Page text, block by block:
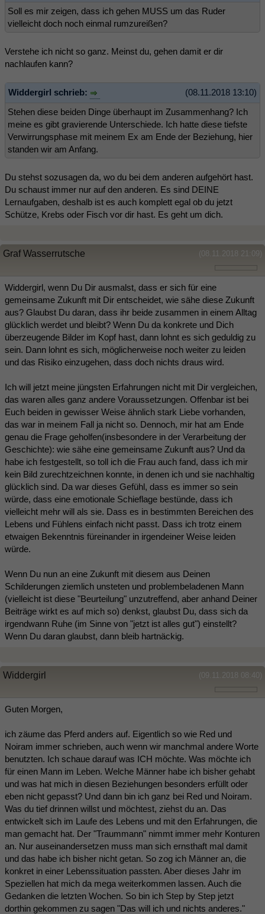
Soll es mir zeigen, dass ich gehen MUSS um das Ruder
vielleicht doch noch einmal rumzureißen?
Verstehe ich nicht so ganz. Meinst du, gehen damit er dir
nachlaufen kann?
(08.11.2018 13:10)
Widdergirl schrieb:
Stehen diese beiden Dinge überhaupt im Zusammenhang? Ich
meine es gibt gravierende Unterschiede. Ich hatte diese tiefste
Verwirrungsphase mit meinem Ex am Ende der Beziehung, hier
standen wir am Anfang.
Du stehst sozusagen da, wo du bei dem anderen aufgehört hast.
Du schaust immer nur auf den anderen. Es sind DEINE
Lernaufgaben, deshalb ist es auch komplett egal ob du jetzt
Schütze, Krebs oder Fisch vor dir hast. Es geht um dich.
(08.11.2018 21:09)
Graf Wasserrutsche
Widdergirl, wenn Du Dir ausmalst, dass er sich für eine
gemeinsame Zukunft mit Dir entscheidet, wie sähe diese Zukunft
aus? Glaubst Du daran, dass ihr beide zusammen in einem Alltag
glücklich werdet und bleibt? Wenn Du da konkrete und Dich
überzeugende Bilder im Kopf hast, dann lohnt es sich geduldig zu
sein. Dann lohnt es sich, möglicherweise noch weiter zu leiden
und das Risiko einzugehen, dass doch nichts draus wird.
Ich will jetzt meine jüngsten Erfahrungen nicht mit Dir vergleichen,
das waren alles ganz andere Voraussetzungen. Offenbar ist bei
Euch beiden in gewisser Weise ähnlich stark Liebe vorhanden,
das war in meinem Fall ja nicht so. Dennoch, mir hat am Ende
genau die Frage geholfen(insbesondere in der Verarbeitung der
Geschichte): wie sähe eine gemeinsame Zukunft aus? Und da
habe ich festgestellt, so toll ich die Frau auch fand, dass ich mir
kein Bild zurechtzeichnen konnte, in denen ich und sie nachhaltig
glücklich sind. Da war dieses Gefühl, dass es immer so sein
würde, dass eine emotionale Schieflage bestünde, dass ich
vielleicht mehr will als sie. Dass es in bestimmten Bereichen des
Lebens und Fühlens einfach nicht passt. Dass ich trotz einem
etwaigen Bekenntnis füreinander in irgendeiner Weise leiden
würde.
Wenn Du nun an eine Zukunft mit diesem aus Deinen
Schilderungen ziemlich unsteten und problembeladenen Mann
(vielleicht ist diese "Beurteilung" unzutreffend, aber anhand Deiner
Beiträge wirkt es auf mich so) denkst, glaubst Du, dass sich da
irgendwann Ruhe (im Sinne von "jetzt ist alles gut") einstellt?
Wenn Du daran glaubst, dann bleib hartnäckig.
(09.11.2018 08:40)
Widdergirl
Guten Morgen,
ich zäume das Pferd anders auf. Eigentlich so wie Red und
Noiram immer schrieben, auch wenn wir manchmal andere Worte
benutzten. Ich schaue darauf was ICH möchte. Was möchte ich
für einen Mann im Leben. Welche Männer habe ich bisher gehabt
und was hat mich in diesen Beziehungen besonders erfüllt oder
eben nicht gepasst? Und dann bin ich ganz bei Red und Noiram.
Was du tief drinnen willst und möchtest, ziehst du an. Das
entwickelt sich im Laufe des Lebens und mit den Erfahrungen, die
man gemacht hat. Der "Traummann" nimmt immer mehr Konturen
an. Nur auseinandersetzen muss man sich ernsthaft mal damit
und das habe ich bisher nicht getan. So zog ich Männer an, die
konkret in einer Lebenssituation passten. Aber dieses Jahr im
Speziellen hat mich da mega weiterkommen lassen. Auch die
Gedanken die letzten Wochen. So bin ich Step by Step jetzt
dorthin gekommen zu sagen "Das will ich und nichts anderes."